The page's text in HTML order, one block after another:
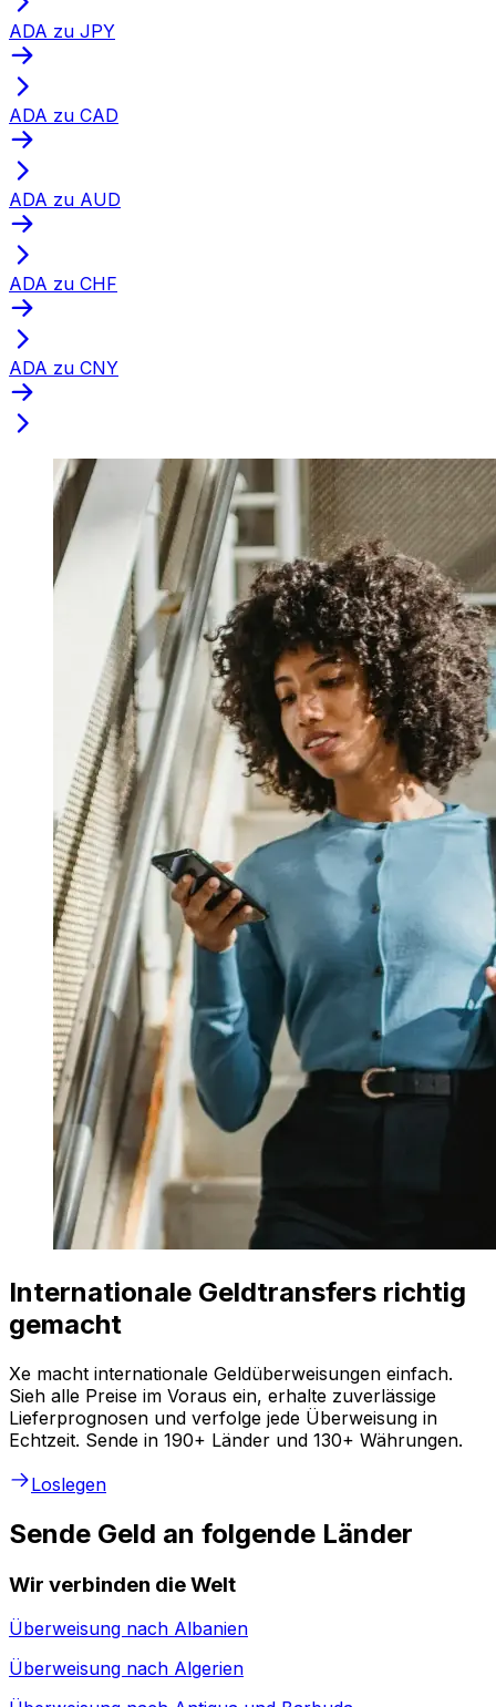
ADA zu JPY
ADA zu CAD
ADA zu AUD
ADA zu CHF
ADA zu CNY
Internationale Geldtransfers richtig
gemacht
Xe macht internationale Geldüberweisungen einfach.
Sieh alle Preise im Voraus ein, erhalte zuverlässige
Lieferprognosen und verfolge jede Überweisung in
Echtzeit. Sende in 190+ Länder und 130+ Währungen.
Loslegen
Sende Geld an folgende Länder
Wir verbinden die Welt
Überweisung nach Albanien
Überweisung nach Algerien